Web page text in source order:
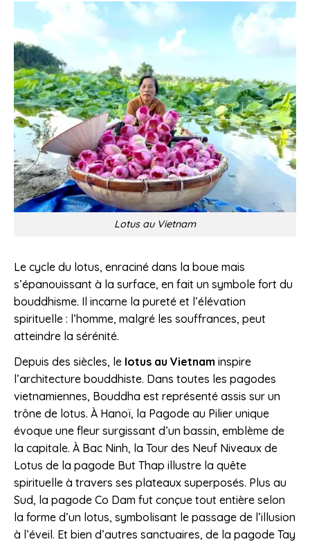
Lotus au Vietnam
Le cycle du lotus, enraciné dans la boue mais
s’épanouissant à la surface, en fait un symbole fort du
bouddhisme. Il incarne la pureté et l’élévation
spirituelle : l’homme, malgré les souffrances, peut
atteindre la sérénité.
Depuis des siècles, le lotus au Vietnam inspire
l’architecture bouddhiste. Dans toutes les pagodes
vietnamiennes, Bouddha est représenté assis sur un
trône de lotus. À Hanoï, la Pagode au Pilier unique
évoque une fleur surgissant d’un bassin, emblème de
la capitale. À Bac Ninh, la Tour des Neuf Niveaux de
Lotus de la pagode But Thap illustre la quête
spirituelle à travers ses plateaux superposés. Plus au
Sud, la pagode Co Dam fut conçue tout entière selon
la forme d’un lotus, symbolisant le passage de l’illusion
à l’éveil. Et bien d’autres sanctuaires, de la pagode Tay